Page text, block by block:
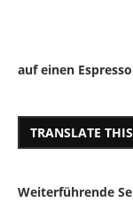
auf einen
TRANSLATE
Weiterführende